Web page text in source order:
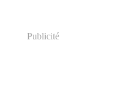
Publicité